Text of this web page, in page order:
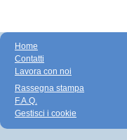
Home
Contatti
Lavora con noi
Rassegna stampa
F.A.Q.
Gestisci i cookie